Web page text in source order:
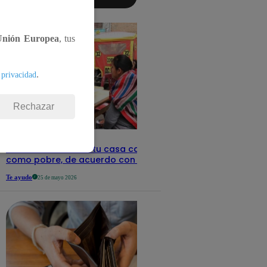
detalles
Revisa con tu DNI si tu casa califica
como pobre, de acuerdo con el Sisfoh
Te ayudo 25 de mayo 2026
Europea, tus
.
Rechazar